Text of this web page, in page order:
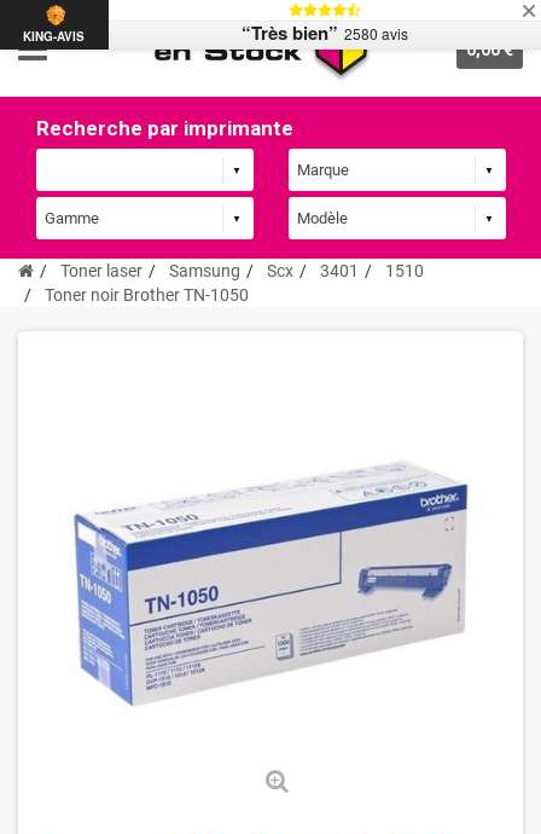
0,00 €
Recherche par imprimante
Toner laser Samsung Scx 3401
1510
Toner noir Brother TN-1050
KING-AVIS “Très bien” 2580 avis